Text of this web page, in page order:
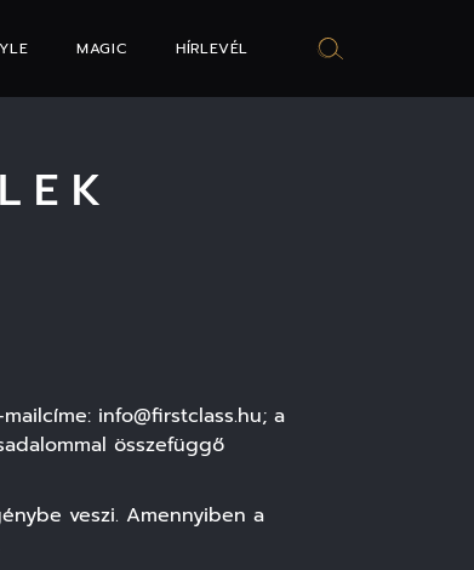
MAGIC HÍRLEVÉL
info@firstclass.hu; a
összefüggő
veszi. Amennyiben a